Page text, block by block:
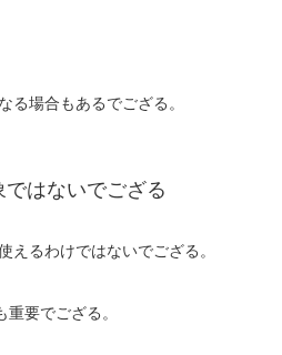
る場合もあるでござる。
はないでござる
えるわけではないでござる。
要でござる。